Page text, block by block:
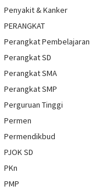
Penyakit & Kanker
PERANGKAT
Perangkat Pembelajaran
Perangkat SD
Perangkat SMA
Perangkat SMP
Perguruan Tinggi
Permen
Permendikbud
PJOK SD
PKn
PMP